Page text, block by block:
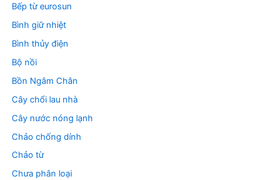
Bếp từ eurosun
Bình giữ nhiệt
Bình thủy điện
Bộ nồi
Bồn Ngâm Chân
Cây chổi lau nhà
Cây nước nóng lạnh
Chảo chống dính
Chảo từ
Chưa phân loại